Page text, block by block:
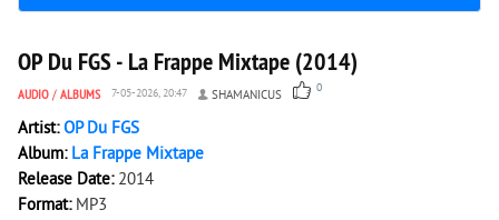
304 0
OP Du FGS - La Frappe Mixtape (2014)
AUDIO / ALBUMS 7-05-2026, 20:47 SHAMANICUS 0
Artist:OP Du FGS
Album: La Frappe Mixtape
Release Date: 2014
Format: MP3